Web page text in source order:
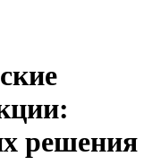
решения